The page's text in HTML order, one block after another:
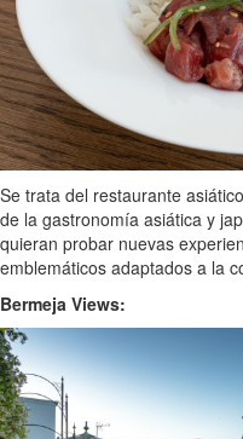
Se trata del restaurante
de la gastronomía asiática y
quieran probar nuevas
emblemáticos adaptados a la
Bermeja Views: